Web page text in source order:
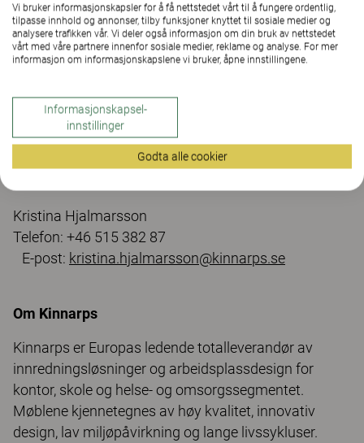
Salgsdirektør i Kinnarps.
Kristina Hjalmarsson
Telefon: +46 515 382 87
E-post: kristina.hjalmarsson@kinnarps.se
Om Kinnarps
Kinnarps er Europas ledende totalleverandør av
innredningsløsninger og arbeidsplassdesign for
kontor, skole og helse- og omsorgssegmentet.
Møblene kjennetegnes av høy kvalitet, innovativ
design, lav miljøpåvirkning og lange livssykluser.
Vi bruker informasjonskapsler for å få nettstedet vårt til å fungere ordentlig,
tilpasse innhold og annonser, tilby funksjoner knyttet til sosiale medier og
analysere trafikken vår. Vi deler også informasjon om din bruk av nettstedet
vårt med våre partnere innenfor sosiale medier, reklame og analyse. For mer
informasjon om informasjonskapslene vi bruker, åpne innstillingene.
Informasjonskapsel-
innstillinger
Godta alle cookier